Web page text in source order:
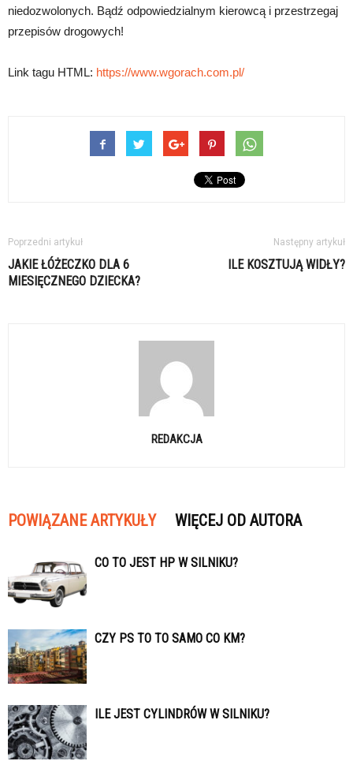
niedozwolonych. Bądź odpowiedzialnym kierowcą i przestrzegaj
przepisów drogowych!
Link tagu HTML: https://www.wgorach.com.pl/
Poprzedni artykuł
JAKIE ŁÓŻECZKO DLA 6
MIESIĘCZNEGO DZIECKA?
Następny artykuł
ILE KOSZTUJĄ WIDŁY?
REDAKCJA
POWIĄZANE ARTYKUŁY WIĘCEJ OD AUTORA
CO TO JEST HP W SILNIKU?
CZY PS TO TO SAMO CO KM?
ILE JEST CYLINDRÓW W SILNIKU?